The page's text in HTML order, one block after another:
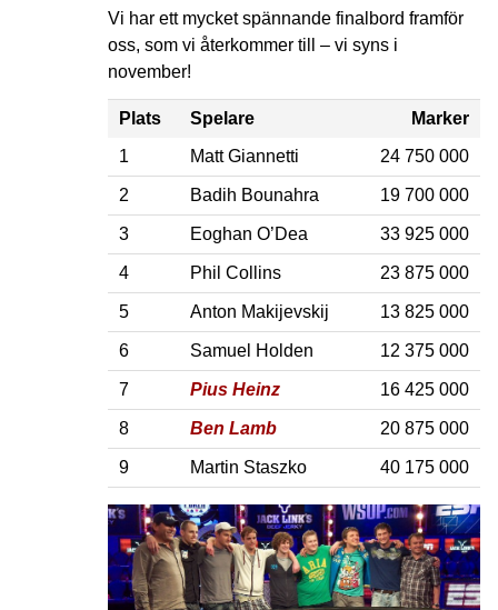
Vi har ett mycket spännande finalbord framför
oss, som vi återkommer till – vi syns i
november!
Plats Spelare
Marker
1
Matt Giannetti 24 750 000
2 Badih Bounahra 19 700 000
3 Eoghan O’Dea 33 925 000
4 Phil Collins 23 875 000
5 Anton Makijevskij 13 825 000
6 Samuel Holden 12 375 000
7 Pius Heinz 16 425 000
8 Ben Lamb 20 875 000
9 Martin Staszko 40 175 000